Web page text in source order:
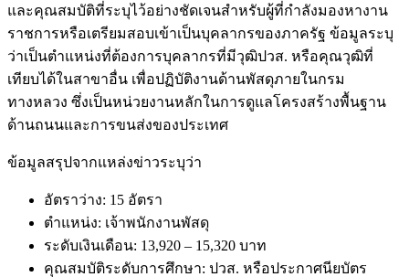
และคุณสมบัติที่ระบุไว้อย่างชัดเจนสำหรับผู้ที่กำลังมองหางาน
ราชการหรือเตรียมสอบเข้าเป็นบุคลากรของภาครัฐ ข้อมูลระบุ
ว่าเป็นตำแหน่งที่ต้องการบุคลากรที่มีวุฒิปวส. หรือคุณวุฒิที่
เทียบได้ในสาขาอื่น เพื่อปฏิบัติงานด้านพัสดุภายในกรม
ทางหลวง ซึ่งเป็นหน่วยงานหลักในการดูแลโครงสร้างพื้นฐาน
ด้านถนนและการขนส่งของประเทศ
ข้อมูลสรุปจากแหล่งข่าวระบุว่า
อัตราว่าง: 15 อัตรา
ตำแหน่ง: เจ้าพนักงานพัสดุ
ระดับเงินเดือน: 13,920 – 15,320 บาท
คุณสมบัติระดับการศึกษา: ปวส. หรือประกาศนียบัตร